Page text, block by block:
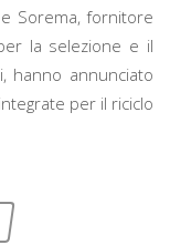
Sorema, fornitore
la selezione e il
hanno annunciato
per il riciclo